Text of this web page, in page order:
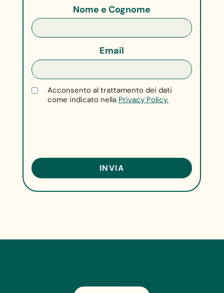
Nome e Cognome
Email
Acconsento al trattamento dei dati
come indicato nella Privacy Policy.